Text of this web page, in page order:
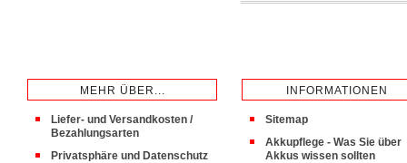
MEHR ÜBER...
Liefer- und Versandkosten /
Bezahlungsarten
Privatsphäre und Datenschutz
INFORMATIONEN
Sitemap
Akkupflege - Was Sie über
Akkus wissen sollten